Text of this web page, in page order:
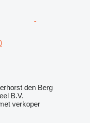
den Berg
B.V.
verkoper